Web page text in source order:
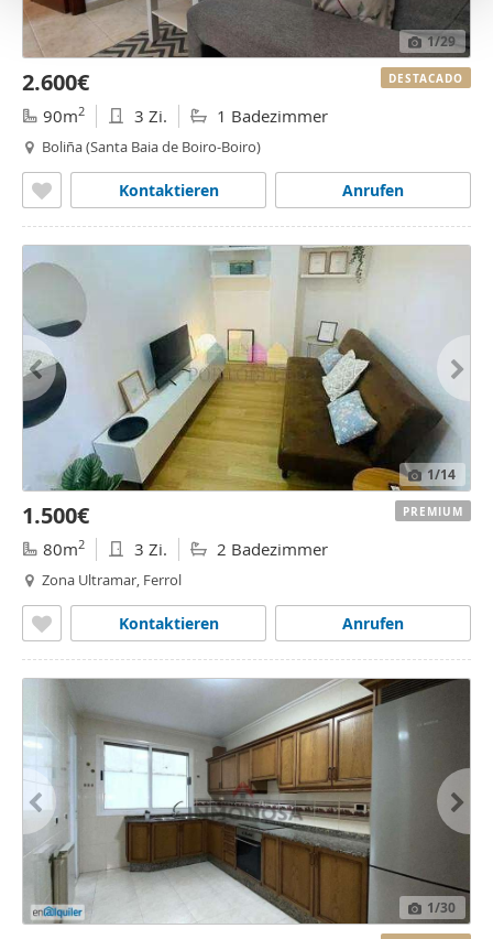
1/29
2.600€
90m2 3 Zi. 1 Badezimmer
Boliña (Santa Baia de Boiro-Boiro)
Anrufen
Kontaktieren
DESTACADO
1/14
1.500€
80m2 3 Zi. 2 Badezimmer
Zona Ultramar, Ferrol
Anrufen
Kontaktieren
PREMIUM
1/30